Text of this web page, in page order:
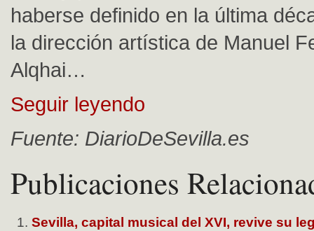
haberse definido en la última
la dirección artística de Manuel
Alqhai…
Seguir leyendo
Fuente: DiarioDeSevilla.es
Publicaciones
Sevilla, capital musical del XVI, revive su